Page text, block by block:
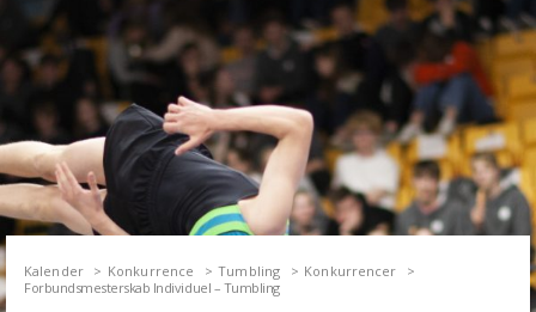
Kalender Konkurrence Tumbling
Konkurrencer
Forbundsmesterskab Individuel – Tumbling